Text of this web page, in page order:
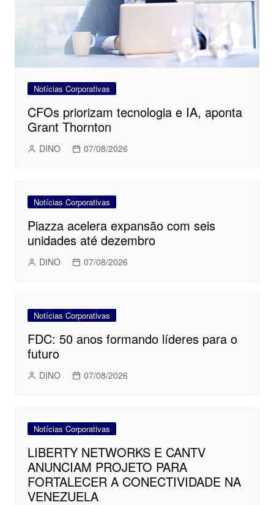
Notícias Corporativas
CFOs priorizam tecnologia e IA, aponta
Grant Thornton
DINO 07/08/2026
Notícias Corporativas
Piazza acelera expansão com seis
unidades até dezembro
DINO 07/08/2026
Notícias Corporativas
FDC: 50 anos formando líderes para o
futuro
DINO 07/08/2026
Notícias Corporativas
LIBERTY NETWORKS E CANTV
ANUNCIAM PROJETO PARA
FORTALECER A CONECTIVIDADE NA
VENEZUELA